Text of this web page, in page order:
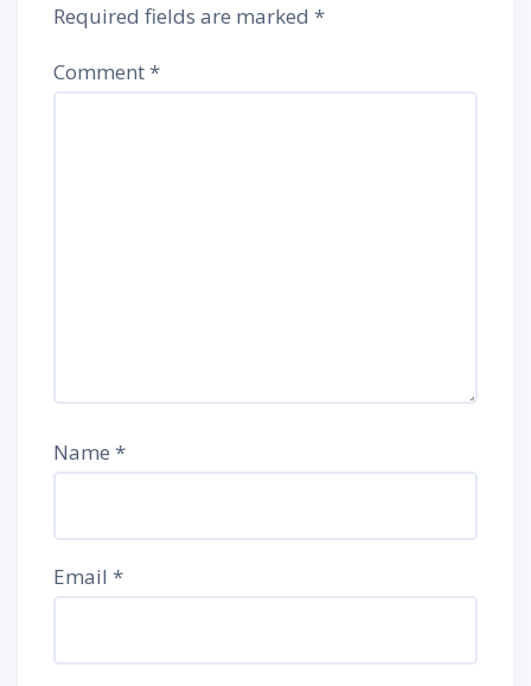
Required fields are marked *
Comment*
Name *
Email *